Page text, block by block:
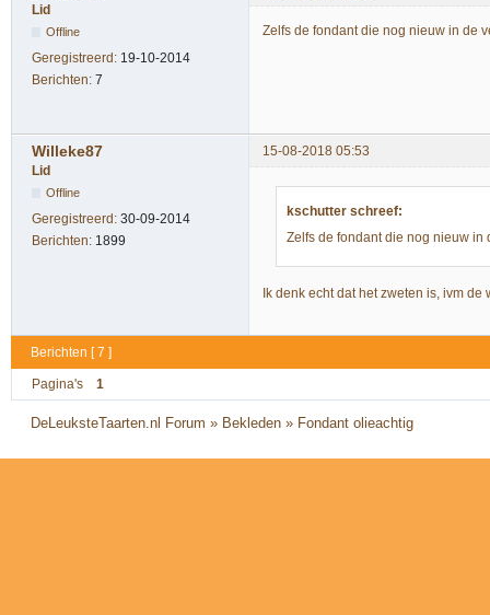
Lid
Offline
Geregistreerd: 19-10-2014
Berichten: 7
Zelfs de fondant die nog nieuw in de
Willeke87
15-08-2018 05:53
Lid
Offline
Geregistreerd: 30-09-2014
Berichten: 1899
kschutter schreef:
Zelfs de fondant die nog nieuw in
Ik denk echt dat het zweten is, ivm de
Berichten [ 7 ]
Pagina's 1
DeLeuksteTaarten.nl Forum » Bekleden » Fondant olieachtig